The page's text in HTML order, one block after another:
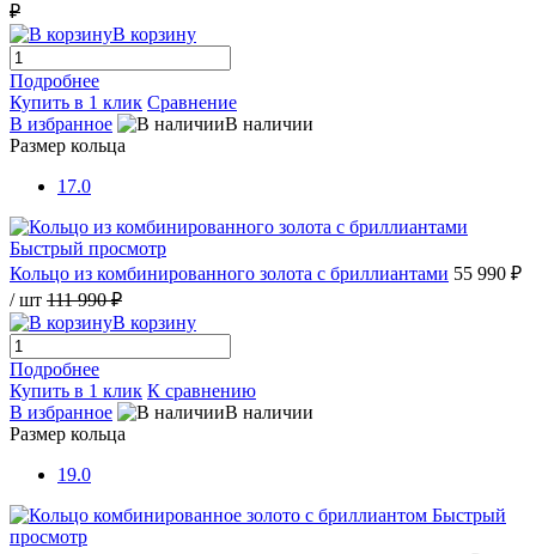
₽
В корзину
Подробнее
Купить в 1 клик Сравнение
В избранное
В наличии
Размер кольца
17.0
Быстрый просмотр
Кольцо из комбинированного золота с бриллиантами 55 990 ₽
/ шт 111 990 ₽
В корзину
Подробнее
Купить в 1 клик К сравнению
В избранное
В наличии
Размер кольца
19.0
Быстрый
просмотр